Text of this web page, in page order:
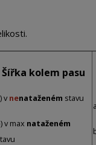
Šířka kolem pasu
vnenataženém stavu
v max nataženém